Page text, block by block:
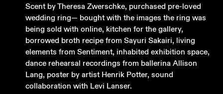
Scent by Theresa Zwerschke, purchased pre-loved
wedding ring— bought with the images the ring was
being sold with online, kitchen for the gallery,
borrowed broth recipe from Sayuri Sakairi, living
elements from Sentiment, inhabited exhibition space,
dance rehearsal recordings from ballerina Allison
Lang, poster by artist Henrik Potter, sound
collaboration with Levi Lanser.